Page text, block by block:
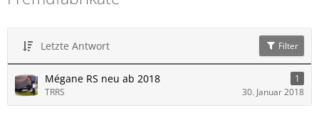
Letzte Antwort Filter
Mégane RS neu ab 2018
1
TRRS
30. Januar 2018